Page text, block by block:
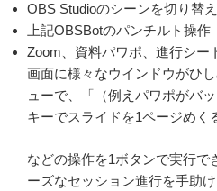
OBS Studioのシーンを切り替
上記OBSBotのパンチルト操作
Zoom、資料パワポ、進行シー
画面に様々なウインドウがひ
ューで、「（例えパワポがバ
キーでスライドを1ページめく
などの操作を1ボタンで実行で
ーズなセッション進行を手助